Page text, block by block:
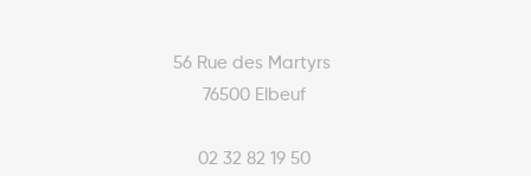
56 Rue des Martyrs
76500 Elbeuf
02 32 82 19 50